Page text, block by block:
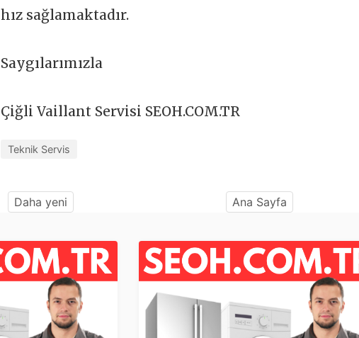
hız sağlamaktadır.
Saygılarımızla
Çiğli Vaillant Servisi SEOH.COM.TR
Teknik Servis
Daha yeni Ana Sayfa